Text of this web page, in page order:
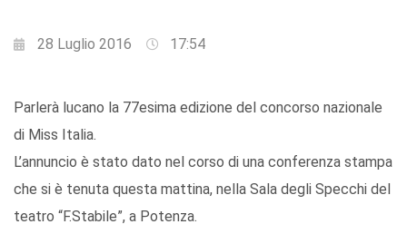
28 Luglio 2016 17:54
Parlerà lucano la 77esima edizione del concorso nazionale
di Miss Italia.
L’annuncio è stato dato nel corso di una conferenza stampa
che si è tenuta questa mattina, nella Sala degli Specchi del
teatro “F.Stabile”, a Potenza.